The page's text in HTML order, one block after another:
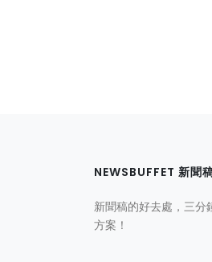
NEWSBUFFET 新聞
新聞稿的好去處，三分
方案！